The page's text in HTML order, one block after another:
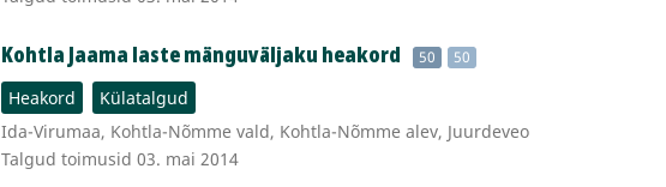
Kohtla Jaama laste mänguväljaku heakord 50 50
Heakord
Külatalgud
Ida-Virumaa, Kohtla-Nõmme vald, Kohtla-Nõmme alev, Juurdeveo
Talgud toimusid 03. mai 2014